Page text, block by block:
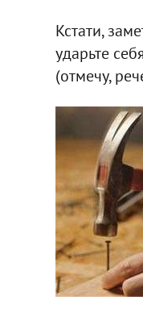
Кстати,
ударьте
(отмечу,